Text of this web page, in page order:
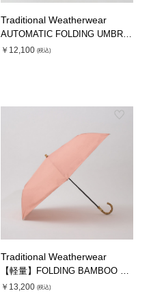
Traditional Weatherwear
AUTOMATIC FOLDING UMBRELLA
￥12,100 (税込)
Traditional Weatherwear
￥13,200 (税込)